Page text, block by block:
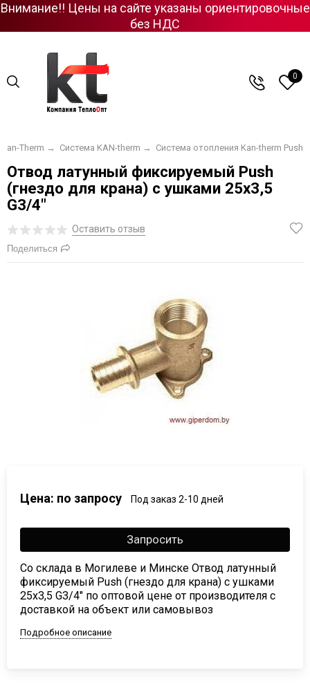
Внимание!! Цены на сайте указаны ориентировочные
без НДС
0
Kan-Therm → Система KAN-therm → Система отопления Kan-therm Push
Отвод латунный фиксируемый Push
(гнездо для крана) с ушками 25х3,5
G3/4"
Оставить отзыв
Поделиться
Цена: по запросу Под заказ 2-10 дней
Запросить
Со склада в Могилеве и Минске Отвод латунный
фиксируемый Push (гнездо для крана) с ушками
25х3,5 G3/4" по оптовой цене от производителя с
доставкой на объект или самовывоз
Подробное описание